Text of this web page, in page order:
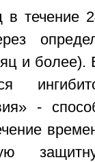
в течение
и более).
-